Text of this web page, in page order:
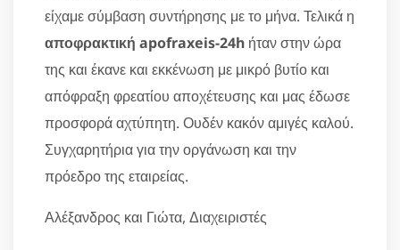
είχαμε σύμβαση συντήρησης με το μήνα. Τελικά η
αποφρακτική apofraxeis-24h ήταν στην ώρα
της και έκανε και εκκένωση με μικρό βυτίο και
απόφραξη φρεατίου αποχέτευσης και μας έδωσε
προσφορά αχτύπητη. Ουδέν κακόν αμιγές καλού.
Συγχαρητήρια για την οργάνωση και την
πρόεδρο της εταιρείας.
Αλέξανδρος και Γιώτα, Διαχειριστές